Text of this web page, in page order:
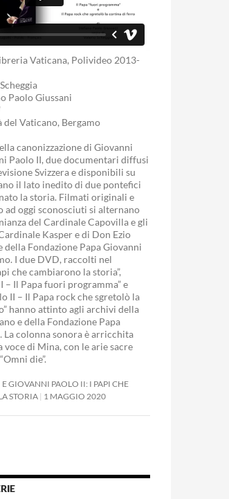
Vaticana, Polivideo 2013-
Paolo Giussani
del Vaticano, Bergamo
canonizzazione di Giovanni
Paolo II, due documentari diffusi
Svizzera e disponibili su
il lato inedito di due pontefici
la storia. Filmati originali e
ad oggi sconosciuti si alternano
del Cardinale Capovilla e gli
Kasper e di Don Ezio
Fondazione Papa Giovanni
I due DVD, raccolti nel
che cambiarono la storia”,
– Il Papa fuori programma” e
II – Il Papa rock che sgretolò la
hanno attinto agli archivi della
e della Fondazione Papa
La colonna sonora è arricchita
voce di Mina, con le arie sacre
die”.
GIOVANNI PAOLO II: I PAPI CHE
STORIA 1 MAGGIO 2020